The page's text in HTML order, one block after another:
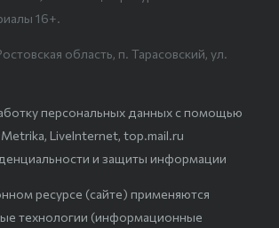
16+.
область, п. Тарасовский, ул.
персональных данных с помощью
LiveInternet, top.mail.ru
и защиты информации
ресурсе (сайте) применяются
технологии (информационные